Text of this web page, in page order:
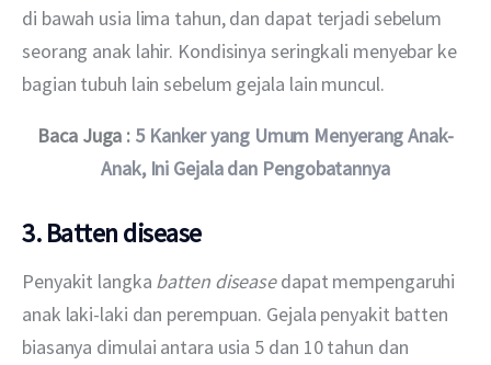
di bawah usia lima tahun, dan dapat terjadi sebelum
seorang anak lahir. Kondisinya seringkali menyebar ke
bagian tubuh lain sebelum gejala lain muncul.
Baca Juga : 5 Kanker yang Umum Menyerang Anak-
Anak, Ini Gejala dan Pengobatannya
3. Batten disease
Penyakit langka batten disease dapat mempengaruhi
anak laki-laki dan perempuan. Gejala penyakit batten
biasanya dimulai antara usia 5 dan 10 tahun dan